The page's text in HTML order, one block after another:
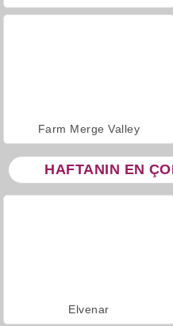
Farm Merge Valley
Elvenar